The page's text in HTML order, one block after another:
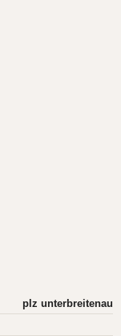
plz unterbreitenau